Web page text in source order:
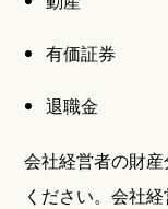
有価証券
退職金
会社経営者の財
ください。会社